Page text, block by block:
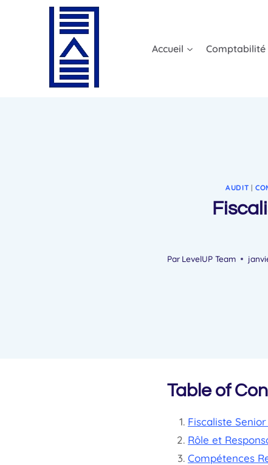
Accueil Comptabilité
AUDIT |
Par LevelUP Team
Table of
Fiscaliste
Rôle et
Compétences